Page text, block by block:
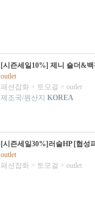
[시즌세일10%] 제니 숄더&
outlet
패션잡화 > 토모걸 > outlet
제조국/원산지 KOREA
[시즌세일30%]러슬HP [협성
outlet
패션잡화 > 토모걸 > outlet